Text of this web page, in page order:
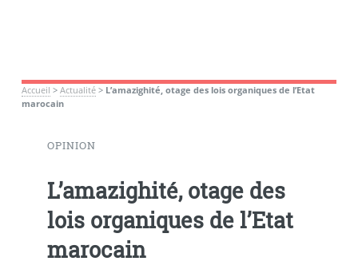
Accueil > Actualité> L’amazighité, otage des lois organiques de l’Etat
marocain
OPINION
L’amazighité, otage des
lois organiques de l’Etat
marocain